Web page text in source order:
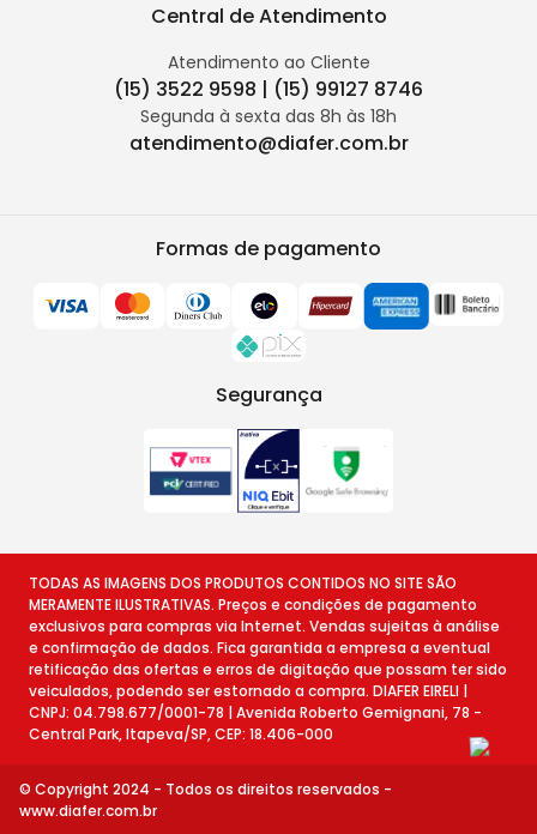
Central de Atendimento
Atendimento ao Cliente
(15) 3522 9598 | (15) 99127 8746
Segunda à sexta das 8h às 18h
atendimento@diafer.com.br
Formas de pagamento
Segurança
TODAS AS IMAGENS DOS PRODUTOS CONTIDOS NO SITE SÃO
MERAMENTE ILUSTRATIVAS. Preços e condições de pagamento
exclusivos para compras via Internet. Vendas sujeitas à análise
e confirmação de dados. Fica garantida a empresa a eventual
retificação das ofertas e erros de digitação que possam ter sido
veiculados, podendo ser estornado a compra. DIAFER EIRELI |
CNPJ: 04.798.677/0001-78 | Avenida Roberto Gemignani, 78 -
Central Park, Itapeva/SP, CEP: 18.406-000
© Copyright 2024 - Todos os direitos reservados -
www.diafer.com.br